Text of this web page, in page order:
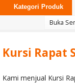
Indachi V-
Kategori Produk
Buka
Kursi Rapat
Kami menjual Kursi